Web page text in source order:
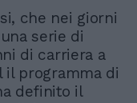
che nei giorni
serie di
di carriera a
il programma di
definito il